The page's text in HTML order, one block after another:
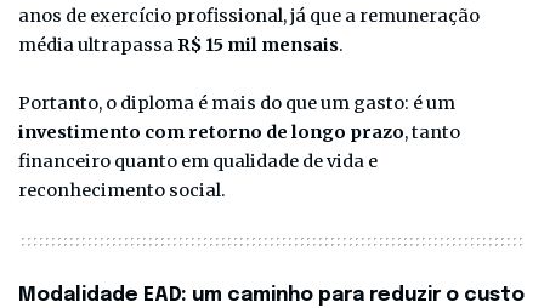
anos de exercício profissional, já que a remuneração
média ultrapassa R$ 15 mil mensais.
Portanto, o diploma é mais do que um gasto: é um
investimento com retorno de longo prazo, tanto
financeiro quanto em qualidade de vida e
reconhecimento social.
Modalidade EAD: um caminho para reduzir o custo